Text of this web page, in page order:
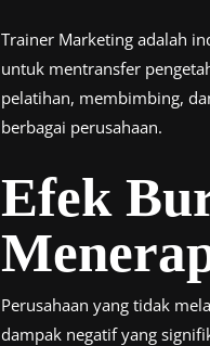
Trainer Marketing adalah
untuk mentransfer
pelatihan, membimbing,
berbagai perusahaan.
Efek
Perusahaan yang tidak
dampak negatif yang